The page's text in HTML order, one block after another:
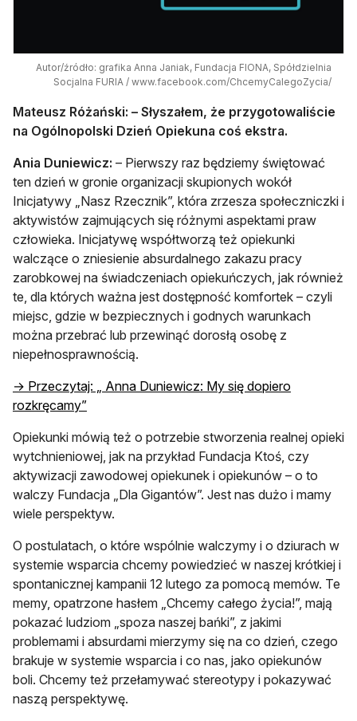
Autor/źródło: grafika Anna Janiak, Fundacja FIONA, Spółdzielnia
Socjalna FURIA / www.facebook.com/ChcemyCalegoZycia/
Mateusz Różański: – Słyszałem, że przygotowaliście
na Ogólnopolski Dzień Opiekuna coś ekstra.
Ania Duniewicz: – Pierwszy raz będziemy świętować
ten dzień w gronie organizacji skupionych wokół
Inicjatywy „Nasz Rzecznik”, która zrzesza społeczniczki i
aktywistów zajmujących się różnymi aspektami praw
człowieka. Inicjatywę współtworzą też opiekunki
walczące o zniesienie absurdalnego zakazu pracy
zarobkowej na świadczeniach opiekuńczych, jak również
te, dla których ważna jest dostępność komfortek – czyli
miejsc, gdzie w bezpiecznych i godnych warunkach
można przebrać lub przewinąć dorosłą osobę z
niepełnosprawnością.
→ Przeczytaj: „ Anna Duniewicz: My się dopiero
rozkręcamy”
Opiekunki mówią też o potrzebie stworzenia realnej opieki
wytchnieniowej, jak na przykład Fundacja Ktoś, czy
aktywizacji zawodowej opiekunek i opiekunów – o to
walczy Fundacja „Dla Gigantów”. Jest nas dużo i mamy
wiele perspektyw.
O postulatach, o które wspólnie walczymy i o dziurach w
systemie wsparcia chcemy powiedzieć w naszej krótkiej i
spontanicznej kampanii 12 lutego za pomocą memów. Te
memy, opatrzone hasłem „Chcemy całego życia!”, mają
pokazać ludziom „spoza naszej bańki”, z jakimi
problemami i absurdami mierzymy się na co dzień, czego
brakuje w systemie wsparcia i co nas, jako opiekunów
boli. Chcemy też przełamywać stereotypy i pokazywać
naszą perspektywę.